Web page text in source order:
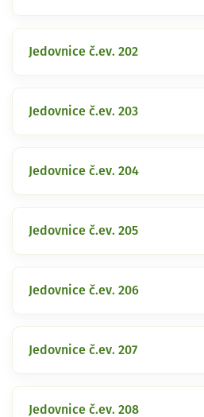
Jedovnice č.ev. 202
Jedovnice č.ev. 203
Jedovnice č.ev. 204
Jedovnice č.ev. 205
Jedovnice č.ev. 206
Jedovnice č.ev. 207
Jedovnice č.ev. 208